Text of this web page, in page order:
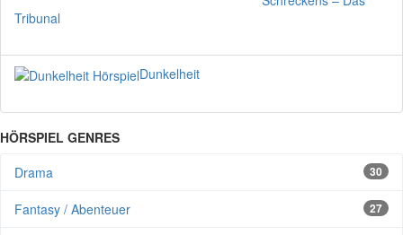
Tribunal
Dunkelheit
HÖRSPIEL GENRES
30
Drama
27
Fantasy / Abenteuer